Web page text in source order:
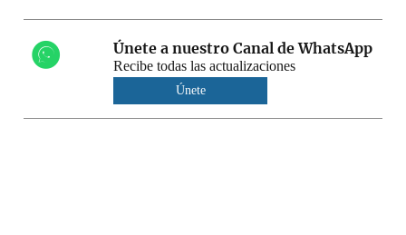
Únete a nuestro Canal de WhatsApp
Recibe todas las actualizaciones
Únete